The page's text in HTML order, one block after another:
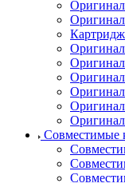
Совместимые